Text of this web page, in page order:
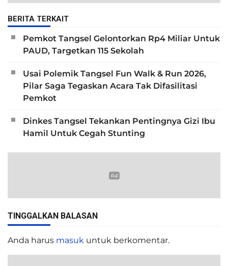
BERITA TERKAIT
Pemkot Tangsel Gelontorkan Rp4 Miliar Untuk
PAUD, Targetkan 115 Sekolah
Usai Polemik Tangsel Fun Walk & Run 2026,
Pilar Saga Tegaskan Acara Tak Difasilitasi
Pemkot
Dinkes Tangsel Tekankan Pentingnya Gizi Ibu
Hamil Untuk Cegah Stunting
TINGGALKAN BALASAN
Anda harus masuk untuk berkomentar.